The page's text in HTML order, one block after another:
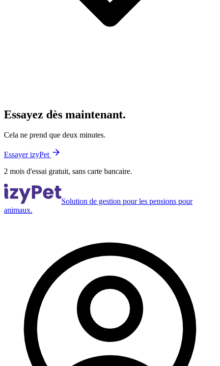
Essayez dès maintenant.
Cela ne prend que deux minutes.
Essayer izyPet
2 mois d'essai gratuit, sans carte bancaire.
Solution de gestion pour les pensions pour
animaux.